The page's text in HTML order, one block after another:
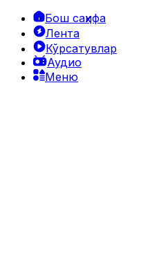
Бош саҳифа
Лента
Кўрсатувлар
Аудио
Меню